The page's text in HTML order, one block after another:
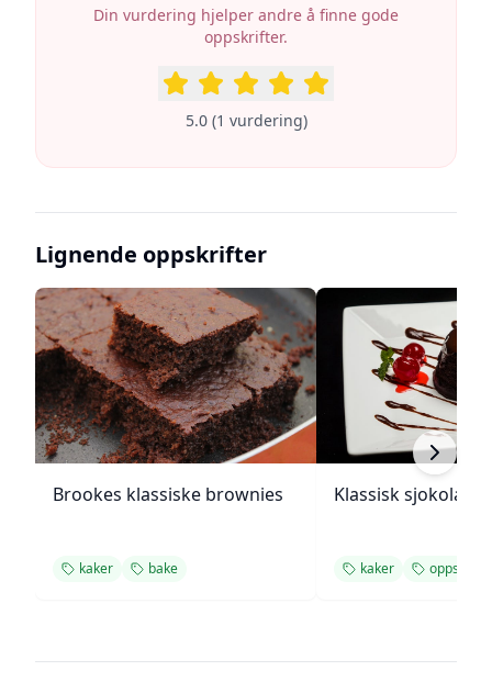
Din vurdering hjelper andre å finne gode
oppskrifter.
5.0(1 vurdering)
Lignende oppskrifter
Brookes klassiske brownies
kaker bake
Klassisk
kaker oppskrift